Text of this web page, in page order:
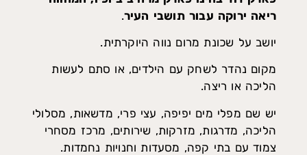
ריאה ירוקה עבור תושבי העיר.
יושב על שכונת מרום נווה היוקרתית.
מקום נהדר לשחק עם הילדים, או סתם לעשות
הליכה או ריצה.
יש שם מפלי מים יפיפה, עצי פרי, מדשאות, מסלולי
הליכה, מדרגות, מזרקות, שירותים, מרכז מסחרי
צמוד עם בתי קפה, מסעדות וחנויות נחמדות.